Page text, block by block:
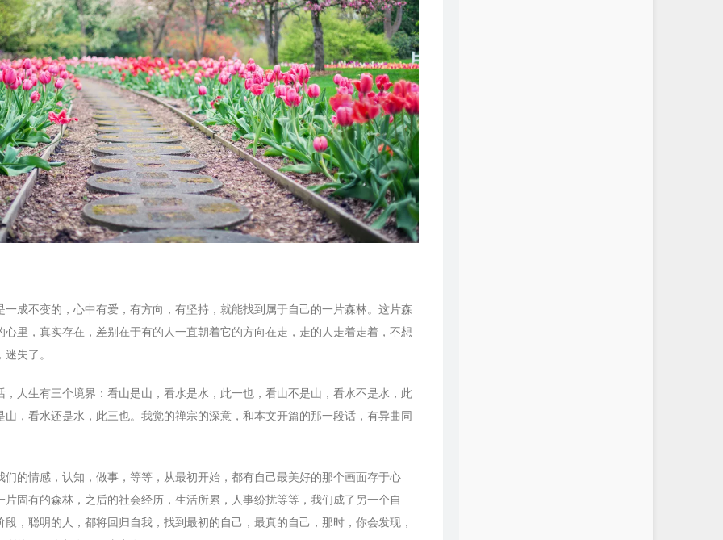
一成不变的，心中有爱，有方向，有坚持，就能找到属于自己的一片森林。这片森
心里，真实存在，差别在于有的人一直朝着它的方向在走，走的人走着走着，不想
失了。
，人生有三个境界：看山是山，看水是水，此一也，看山不是山，看水不是水，此
山，看水还是水，此三也。我觉的禅宗的深意，和本文开篇的那一段话，有异曲同
们的情感，认知，做事，等等，从最初开始，都有自己最美好的那个画面存于心
片固有的森林，之后的社会经历，生活所累，人事纷扰等等，我们成了另一个自
段，聪明的人，都将回归自我，找到最初的自己，最真的自己，那时，你会发现，